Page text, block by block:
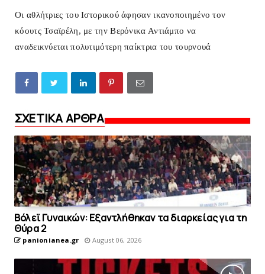
Οι αθλήτριες του Ιστορικού άφησαν ικανοποιημένο τον
κόουτςΤσαϊρέλη, με τηνΒερόνικα Αντιάμπο να
αναδεικνύεται πολυτιμότερη παίκτρια του τουρνουά
ΣΧΕΤΙΚΑ ΑΡΘΡΑ
Bόλεϊ Γυναικών: Εξαντλήθηκαν τα διαρκείας για τη
Θύρα 2
panionianea.gr August 06, 2026